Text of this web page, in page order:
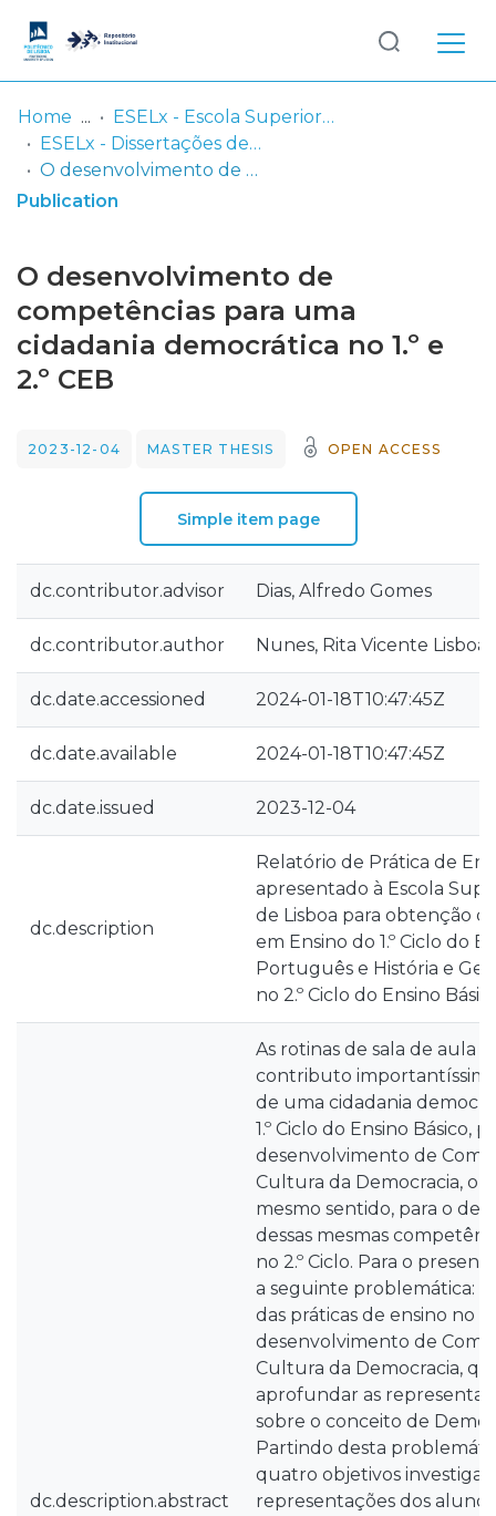
Communities
& Collections
Statistics
Log
In
Home
ESELx - Escola Superior de Educação de Lisboa
ESELx - Dissertações de Mestrado
O desenvolvimento de competências para uma cidadania democrática no 1.º e 2.º CEB
Publication
O desenvolvimento de
competências para uma
cidadania democrática no 1.º e
2.º CEB
2023-12-04 MASTER THESIS OPEN ACCESS
Simple item page
dc.contributor.advisor Dias, Alfredo Gomes
dc.contributor.author Nunes, Rita Vicente Lisboa
dc.date.accessioned 2024-01-18T10:47:45Z
dc.date.available 2024-01-18T10:47:45Z
dc.date.issued 2023-12-04
dc.description
Relatório de Prática de
apresentado à Escola
de Lisboa para obtenção
em Ensino do 1.º Ciclo do
Português e História e
no 2.º Ciclo do Ensino
dc.description.abstract
As rotinas de sala de aula
contributo
de uma cidadania
1.º Ciclo do Ensino Básico,
desenvolvimento de
Cultura da Democracia, o
mesmo sentido, para o
dessas mesmas
no 2.º Ciclo. Para o
a seguinte problemática:
das práticas de ensino no
desenvolvimento de
Cultura da Democracia,
aprofundar as
sobre o conceito de
Partindo desta
quatro objetivos
representações dos alunos